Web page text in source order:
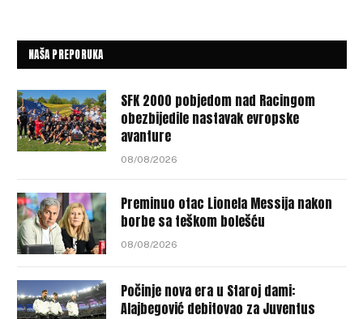
NAŠA PREPORUKA
SFK 2000 pobjedom nad Racingom
obezbijedile nastavak evropske
avanture
08/08/2026
Preminuo otac Lionela Messija nakon
borbe sa teškom bolešću
08/08/2026
Počinje nova era u Staroj dami:
Alajbegović debitovao za Juventus